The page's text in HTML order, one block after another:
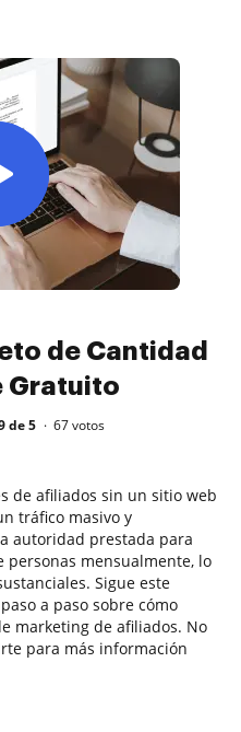
de Cantidad
Gratuito
de 5 67votos
de afiliados sin un sitio web
tráfico masivo y
autoridad prestada para
personas mensualmente, lo
Sigue este
a paso sobre cómo
marketing de afiliados. No
para más información